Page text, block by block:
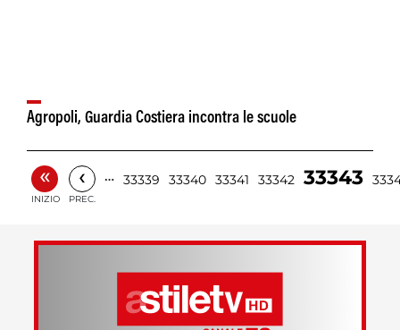
Agropoli, Guardia Costiera incontra le scuole
«
INIZIO
‹
PREC.
… 33339 33340 33341 33342 33343